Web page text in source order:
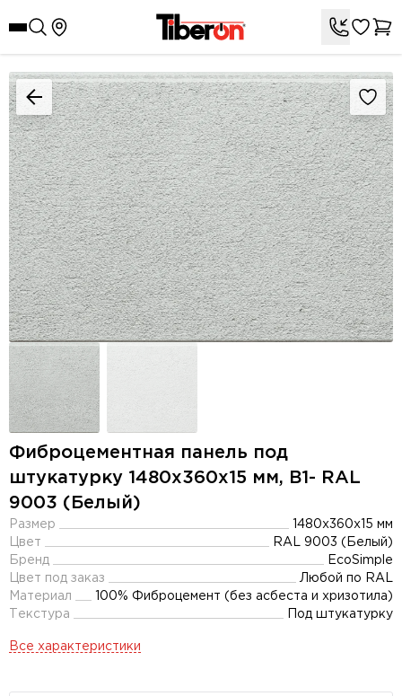
Фиброцементная панель под
штукатурку 1480х360х15 мм, B1- RAL
9003 (Белый)
Размер
1480х360х15 мм
Цвет
RAL 9003 (Белый)
Бренд
EcoSimple
Цвет под заказ
Любой по RAL
Материал
100% Фиброцемент (без асбеста и хризотила)
Текстура
Под штукатурку
Все характеристики